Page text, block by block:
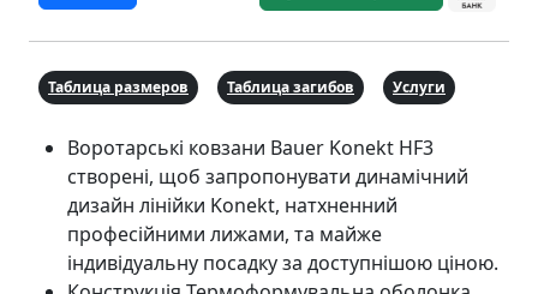
Таблица размеров Таблица загибов Услуги
Воротарські ковзани Bauer Konekt HF3
створені, щоб запропонувати динамічний
дизайн лінійки Konekt, натхненний
професійними лижами, та майже
індивідуальну посадку за доступнішою ціною.